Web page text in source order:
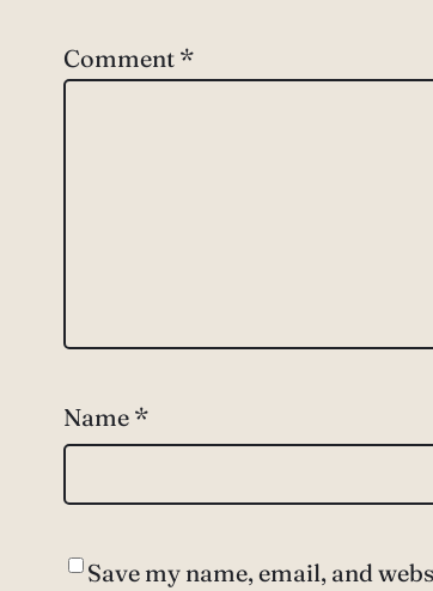
Comment *
Name *
Save my name, email, and